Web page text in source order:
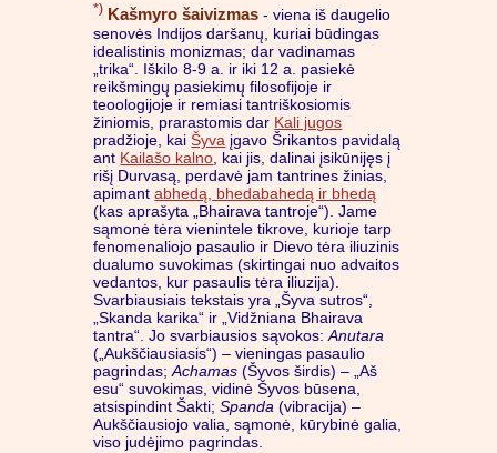
*) Kašmyro šaivizmas - viena iš daugelio
senovės Indijos daršanų, kuriai būdingas
idealistinis monizmas; dar vadinamas
„trika“. Iškilo 8-9 a. ir iki 12 a. pasiekė
reikšmingų pasiekimų filosofijoje ir
teoologijoje ir remiasi tantriškosiomis
žiniomis, prarastomis dar Kali jugos
pradžioje, kaiŠyva įgavo Šrikantos pavidalą
ant Kailašo kalno , kai jis, dalinai įsikūnijęs į
rišį Durvasą, perdavė jam tantrines žinias,
apimantabhedą, bhedabahedą ir bhedą
(kas aprašyta „Bhairava tantroje“). Jame
sąmonė tėra vienintele tikrove, kurioje tarp
fenomenaliojo pasaulio ir Dievo tėra iliuzinis
dualumo suvokimas (skirtingai nuo advaitos
vedantos, kur pasaulis tėra iliuzija).
Svarbiausiais tekstais yra „Šyva sutros“,
„Skanda karika“ ir „Vidžniana Bhairava
tantra“. Jo svarbiausios sąvokos:Anutara
(„Aukščiausiasis“) – vieningas pasaulio
pagrindas;Achamas (Šyvos širdis) – „Aš
esu“ suvokimas, vidinė Šyvos būsena,
atsispindint Šakti;Spanda (vibracija) –
Aukščiausiojo valia, sąmonė, kūrybinė galia,
viso judėjimo pagrindas.